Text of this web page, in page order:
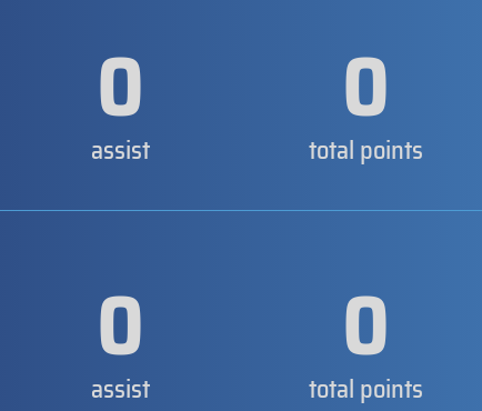
0
assist 0
total points
0
assist 0
total points